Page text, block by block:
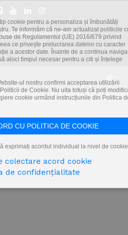
Pitesti km 11,5
cookie pentru a personaliza și îmbunătăți
Te informăm că ne-am actualizat politicile
de Regulamentul (UE) 2016/679 privind
ce privește prelucrarea datelor cu caracter
a acestor date. Înainte de a continua
aloci timpul necesar pentru a citi și înțelege
ul nostru confirmi acceptarea utilizării
de Cookie. Nu uita totuși că poți
cookie urmând instrucțiunile din Politica
CU POLITICA DE COOKIE
exprimați acordul individual la nivel de
colectare acord cookie
de confidențialitate